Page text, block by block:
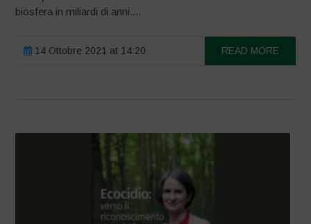
biosfera in miliardi di anni....
14 Ottobre 2021 at 14:20 READ MORE